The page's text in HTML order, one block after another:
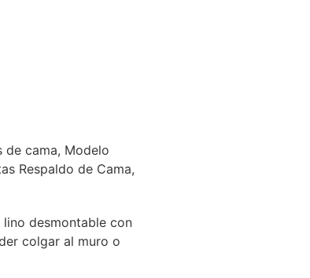
de cama, Modelo
Respaldo de Cama,
desmontable con
colgar al muro o